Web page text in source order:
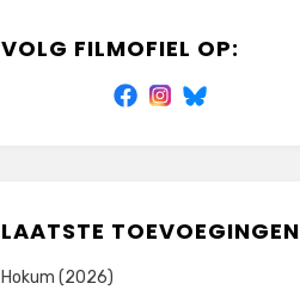
VOLG FILMOFIEL OP:
LAATSTE TOEVOEGINGEN
Hokum (2026)